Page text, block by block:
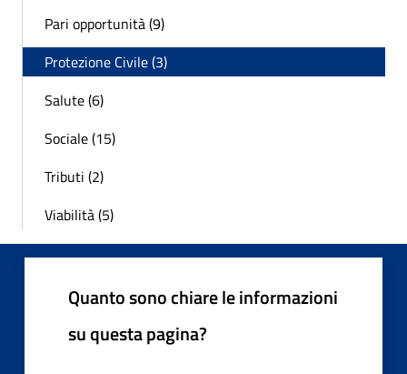
Pari opportunità (9)
Protezione Civile (3)
Salute (6)
Sociale (15)
Tributi (2)
Viabilità (5)
Quanto sono chiare le informazioni
su questa pagina?